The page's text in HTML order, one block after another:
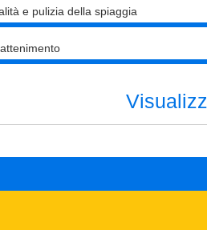
e pulizia della spiaggia